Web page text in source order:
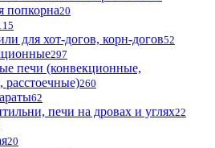
попкорна20
для хот-догов, корн-догов52
297
печи (конвекционные,
расстоечные)260
62
печи на дровах и углях22
20